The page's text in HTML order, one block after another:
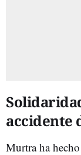
accidente
Murtra ha